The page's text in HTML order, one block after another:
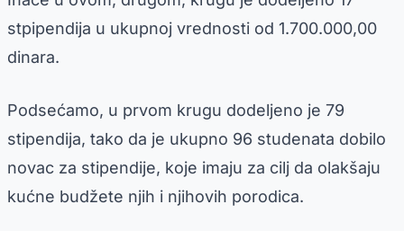
stpipendija u ukupnoj vrednosti od 1.700.000,00
dinara.
Podsećamo, u prvom krugu dodeljeno je 79
stipendija, tako da je ukupno 96 studenata dobilo
novac za stipendije, koje imaju za cilj da olakšaju
kućne budžete njih i njihovih porodica.